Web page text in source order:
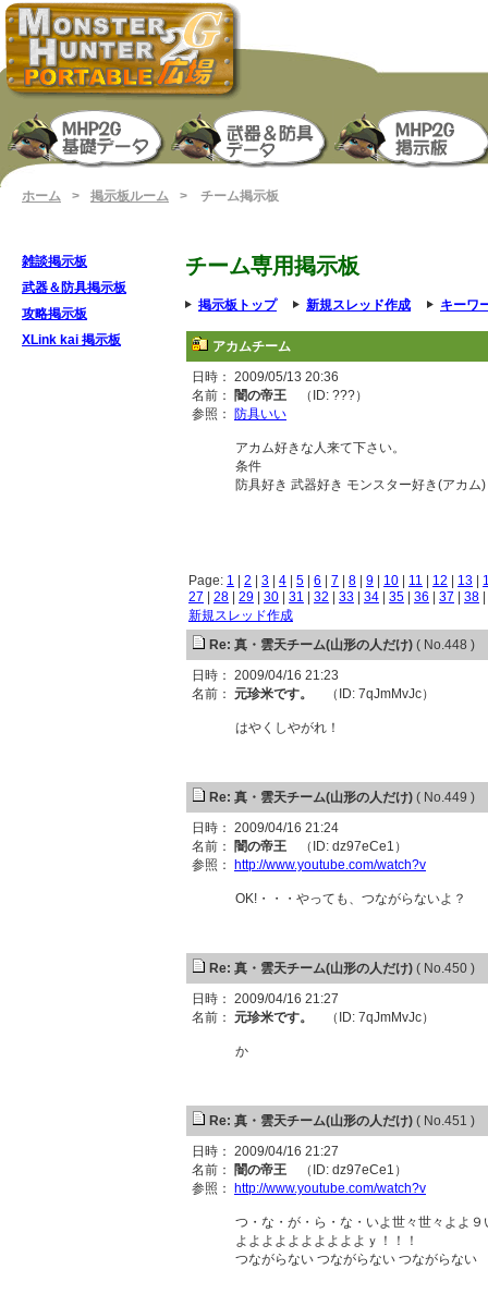
ホーム > 掲示板ルーム > チーム掲示板
雑談掲示板
武器＆防具掲示板
攻略掲示板
XLink kai 掲示板
チーム専用掲示板
掲示板トップ 新規スレッド作成 キーワ
アカムチーム
日時： 2009/05/13 20:36
名前： 闇の帝王 （ID: ???）
参照： 防具いい
アカム好きな人来て下さい。
条件
防具好き 武器好き モンスター好き(アカム)
Page: 1 2 3 4 5 6 7 8 9 10 11 12 13
27
28 29 30 31 32 33 34 35 36 37 38
新規スレッド作成
Re: 真・雲天チーム(山形の人だけ) ( No.448 )
日時： 2009/04/16 21:23
名前： 元珍米です。 （ID: 7qJmMvJc）
はやくしやがれ！
Re: 真・雲天チーム(山形の人だけ) ( No.449 )
日時： 2009/04/16 21:24
名前： 闇の帝王 （ID: dz97eCe1）
参照： http://www.youtube.com/watch?v
OK!・・・やっても、つながらないよ？
Re: 真・雲天チーム(山形の人だけ) ( No.450 )
日時： 2009/04/16 21:27
名前： 元珍米です。 （ID: 7qJmMvJc）
か
Re: 真・雲天チーム(山形の人だけ) ( No.451 )
日時： 2009/04/16 21:27
名前： 闇の帝王 （ID: dz97eCe1）
参照： http://www.youtube.com/watch?v
つ・な・が・ら・な・いよ世々世々よよ
よよよよよよよよよよｙ！！！
つながらない つながらない つながらない